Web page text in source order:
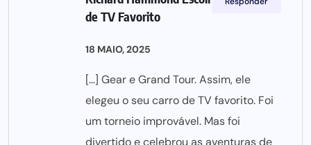
de TV Favorito
18 MAIO, 2025
[…] Gear e Grand Tour. Assim, ele
elegeu o seu carro de TV favorito. Foi
um torneio improvável. Mas foi
divertido e celebrou as aventuras de